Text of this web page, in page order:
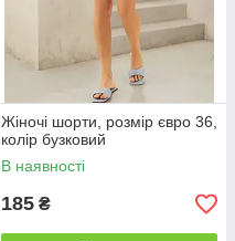
Жіночі шорти, розмір євро 36,
колір бузковий
В наявності
185 ₴